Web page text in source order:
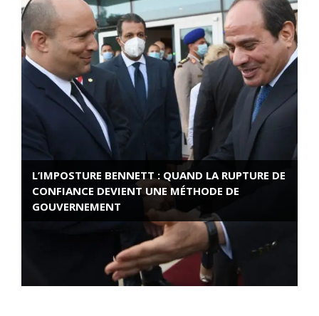
L’IMPOSTURE BENNETT : QUAND LA RUPTURE DE
CONFIANCE DEVIENT UNE MÉTHODE DE
GOUVERNEMENT
ROSE VALLAND, HEROÏNE DE LA RESISTANCE